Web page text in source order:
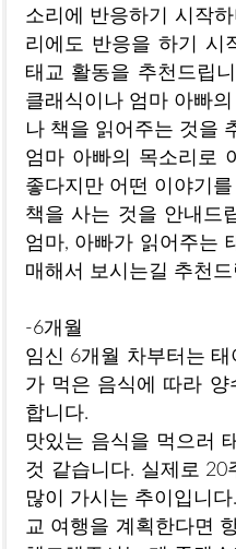
소리에 반응하기 시작
리에도 반응을 하기 시
태교 활동을 추천드립
클래식이나 엄마 아빠
나 책을 읽어주는 것을
엄마 아빠의 목소리로
좋다지만 어떤 이야기
책을 사는 것을 안내드
엄마, 아빠가 읽어주는
매해서 보시는길 추천드
-6개월
임신 6개월 차부터는
가 먹은 음식에 따라 양
합니다.
맛있는 음식을 먹으러
것 같습니다. 실제로
많이 가시는 추이입니
교 여행을 계획한다면